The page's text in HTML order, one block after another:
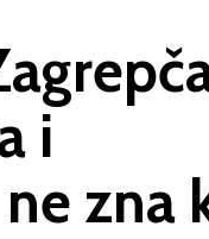
i
zna